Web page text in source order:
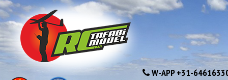
W-APP +31-